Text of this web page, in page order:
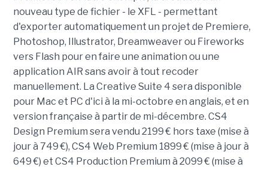
nouveau type de fichier - le XFL - permettant
d'exporter automatiquement un projet de Premiere,
Photoshop, Illustrator, Dreamweaver ou Fireworks
vers Flash pour en faire une animation ou une
application AIR sans avoir à tout recoder
manuellement. La Creative Suite 4 sera disponible
pour Mac et PC d'ici à la mi-octobre en anglais, et en
version française à partir de mi-décembre. CS4
Design Premium sera vendu 2199 € hors taxe (mise à
jour à 749 €), CS4 Web Premium 1899 € (mise à jour à
649 €) et CS4 Production Premium à 2099 € (mise à